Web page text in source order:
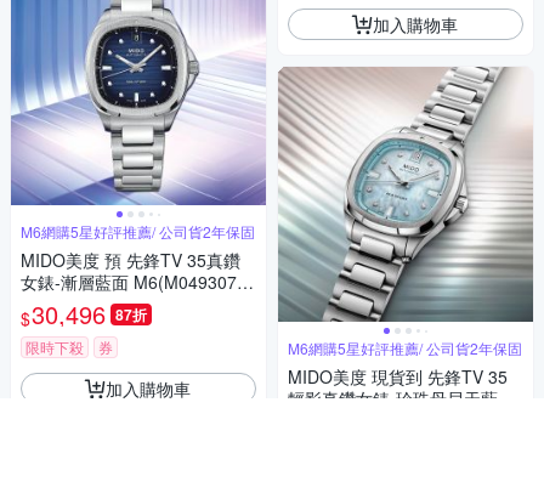
M6網購5星好評推薦/ 公司貨2年保固
MIDO美度 預 先鋒TV 35真鑽
女錶-漸層藍面 M6(M04930711
04100)
$30,496 87折
限時下殺 券
加入購物車
加入購物車
M6網購5星好評推薦/ 公司貨2年保固
MIDO美度 現貨到 先鋒TV 35
輕影真鑽女錶-珍珠母貝天藍面